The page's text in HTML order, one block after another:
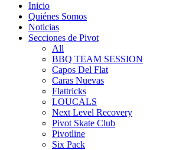
Inicio
Quiénes Somos
Noticias
Secciones de Pivot
All
BBQ TEAM SESSION
Capos Del Flat
Caras Nuevas
Flattricks
LOUCALS
Next Level Recovery
Pivot Skate Club
Pivotline
Six Pack